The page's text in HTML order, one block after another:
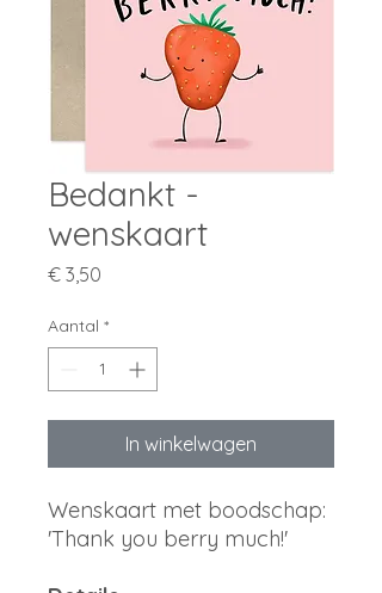
Bedankt -
wenskaart
€ 3,50
Aantal *
In winkelwagen
Wenskaart met boodschap:
'Thank you berry much!'